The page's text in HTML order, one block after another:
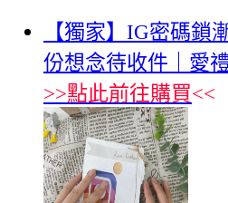
【獨家】IG密碼鎖
份想念待收件｜愛
>>點此前往購買<<